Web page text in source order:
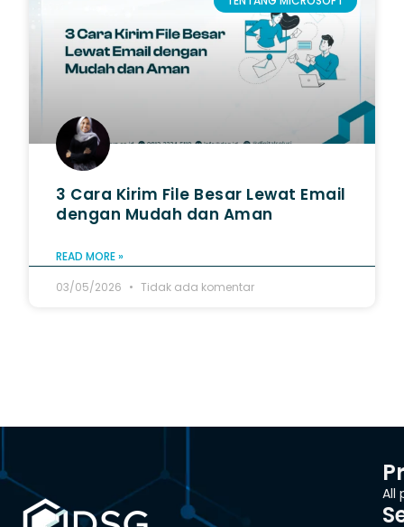
3 Cara Kirim File Besar Lewat Email
dengan Mudah dan Aman
READ MORE »
03/05/2026
Tidak ada komentar
All